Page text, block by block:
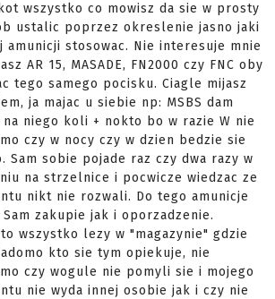
wszystko co mowisz da sie w prosty
ustalic poprzez okreslenie jasno jaki
amunicji stosowac. Nie interesuje mnie
AR 15, MASADE, FN2000 czy FNC oby
tego samego pocisku. Ciagle mijasz
ja majac u siebie np: MSBS dam
niego koli + nokto bo w razie W nie
czy w nocy czy w dzien bedzie sie
Sam sobie pojade raz czy dwa razy w
na strzelnice i pocwicze wiedzac ze
nikt nie rozwali. Do tego amunicje
zakupie jak i oporzadzenie.
wszystko lezy w "magazynie" gdzie
kto sie tym opiekuje, nie
czy wogule nie pomyli sie i mojego
nie wyda innej osobie jak i czy nie